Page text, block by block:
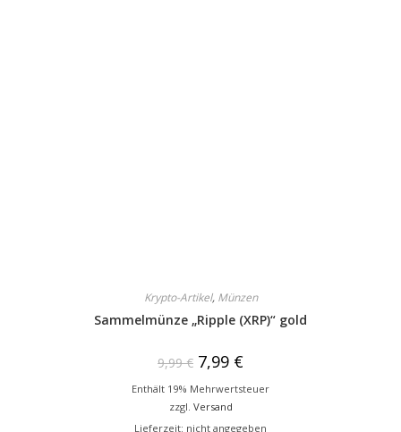
Krypto-Artikel, Münzen
Sammelmünze „Ripple (XRP)“ gold
9,99€ 7,99 €
Enthält 19% Mehrwertsteuer
zzgl. Versand
Lieferzeit: nicht angegeben